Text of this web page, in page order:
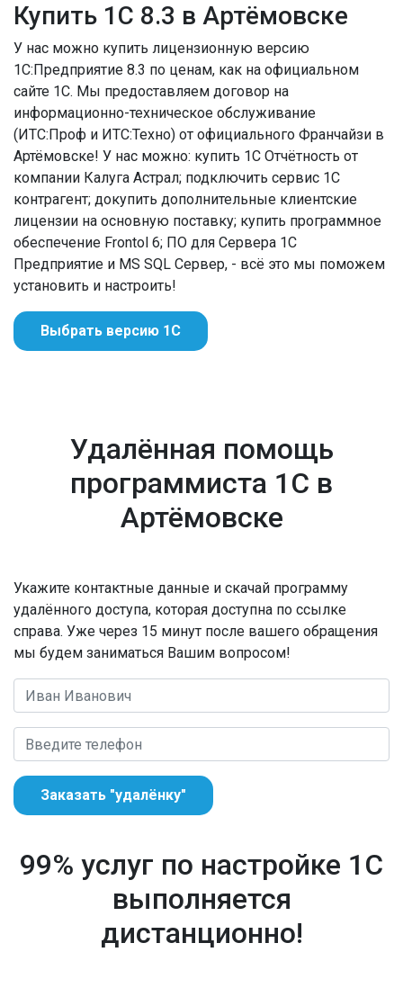
Купить 1С 8.3 в Артёмовске
У нас можно купить лицензионную версию
1С:Предприятие 8.3 по ценам, как на официальном
сайте 1С. Мы предоставляем договор на
информационно-техническое обслуживание
(ИТС:Проф и ИТС:Техно) от официального Франчайзи в
Артёмовске! У нас можно: купить 1С Отчётность от
компании Калуга Астрал; подключить сервис 1С
контрагент; докупить дополнительные клиентские
лицензии на основную поставку; купить программное
обеспечение Frontol 6; ПО для Сервера 1С
Предприятие и MS SQL Сервер, - всё это мы поможем
установить и настроить!
Выбрать версию 1С
Удалённая помощь
программиста 1С в
Артёмовске
Укажите контактные данные и скачай программу
удалённого доступа, которая доступна по ссылке
справа. Уже через 15 минут после вашего обращения
мы будем заниматься Вашим вопросом!
Заказать "удалёнку"
99% услуг по настройке 1С
выполняется
дистанционно!